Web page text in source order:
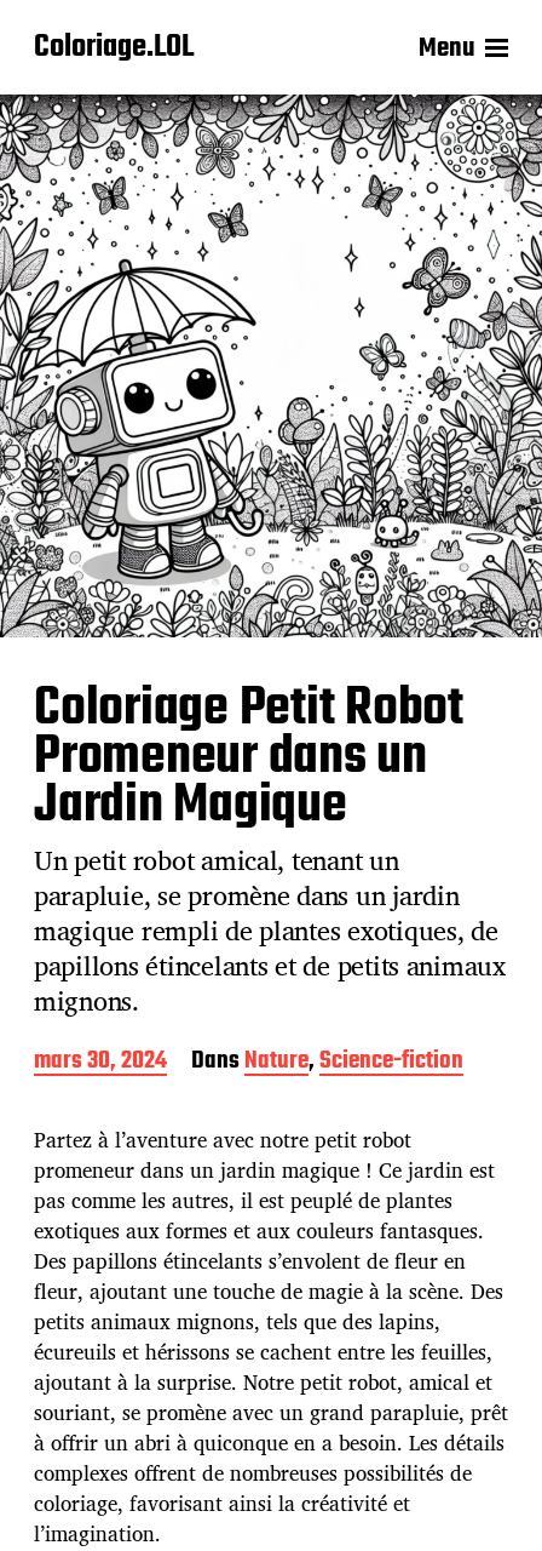
Coloriage.LOL Menu
Coloriage Petit Robot
Promeneur dans un
Jardin Magique
Un petit robot amical, tenant un
parapluie, se promène dans un jardin
magique rempli de plantes exotiques, de
papillons étincelants et de petits animaux
mignons.
D
a
e
d
e
p
u
b
l
i
c
a
t
i
o
n
mars 30, 2024 DansNature,Science-fiction
Partez à l’aventure avec notre petit robot
promeneur dans un jardin magique ! Ce jardin est
pas comme les autres, il est peuplé de plantes
exotiques aux formes et aux couleurs fantasques.
Des papillons étincelants s’envolent de fleur en
fleur, ajoutant une touche de magie à la scène. Des
petits animaux mignons, tels que des lapins,
écureuils et hérissons se cachent entre les feuilles,
ajoutant à la surprise. Notre petit robot, amical et
souriant, se promène avec un grand parapluie, prêt
à offrir un abri à quiconque en a besoin. Les détails
complexes offrent de nombreuses possibilités de
coloriage, favorisant ainsi la créativité et
l’imagination.